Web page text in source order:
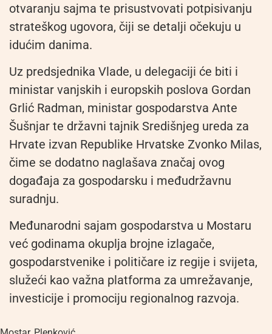
otvaranju sajma te prisustvovati potpisivanju
strateškog ugovora, čiji se detalji očekuju u
idućim danima.
Uz predsjednika Vlade, u delegaciji će biti i
ministar vanjskih i europskih poslova Gordan
Grlić Radman, ministar gospodarstva Ante
Šušnjar te državni tajnik Središnjeg ureda za
Hrvate izvan Republike Hrvatske Zvonko Milas,
čime se dodatno naglašava značaj ovog
događaja za gospodarsku i međudržavnu
suradnju.
Međunarodni sajam gospodarstva u Mostaru
već godinama okuplja brojne izlagače,
gospodarstvenike i političare iz regije i svijeta,
služeći kao važna platforma za umrežavanje,
investicije i promociju regionalnog razvoja.